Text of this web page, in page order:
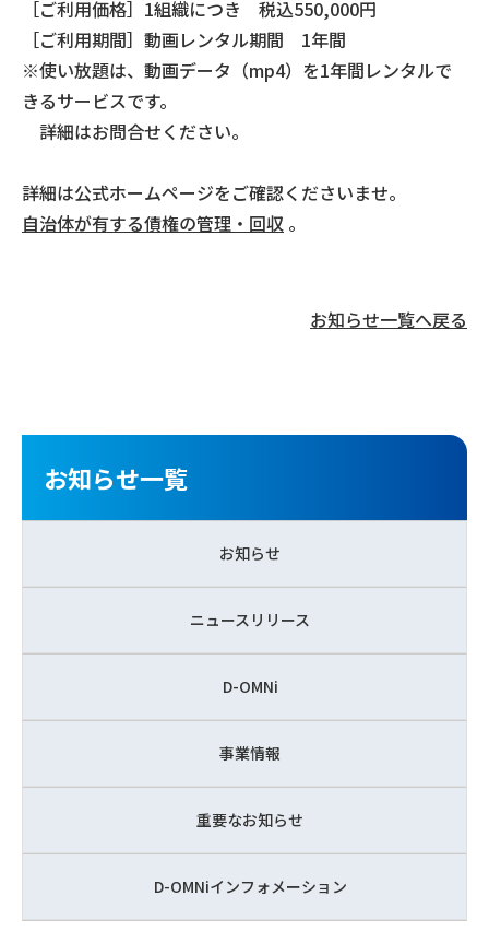
［ご利用価格］1組織につき 税込550,000円
［ご利用期間］動画レンタル期間 1年間
※使い放題は、動画データ（mp4）を1年間レンタルで
きるサービスです。
詳細はお問合せください。
詳細は公式ホームページをご確認くださいませ。
自治体が有する債権の管理・回収 。
お知らせ一覧へ戻る
お知らせ一覧
お知らせ
ニュースリリース
D-OMNi
事業情報
重要なお知らせ
D-OMNiインフォメーション